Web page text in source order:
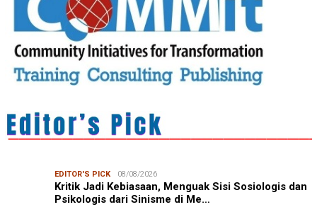
EDITOR'S PICK 08/08/2026
Kritik Jadi Kebiasaan, Menguak Sisi Sosiologis dan
Psikologis dari Sinisme di Me…